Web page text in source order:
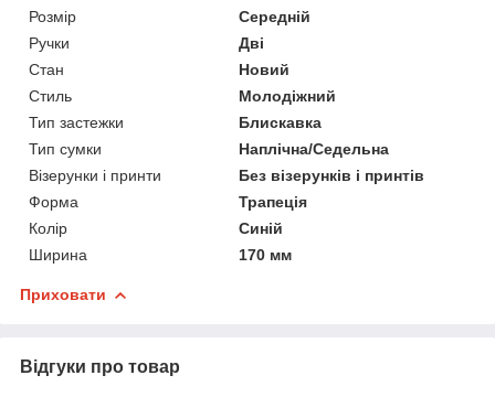
Розмір
Середній
Ручки
Дві
Стан
Новий
Стиль
Молодіжний
Тип застежки
Блискавка
Тип сумки
Наплічна/Седельна
Візерунки і принти
Без візерунків і принтів
Форма
Трапеція
Колір
Синій
Ширина
170 мм
Приховати
Відгуки про товар